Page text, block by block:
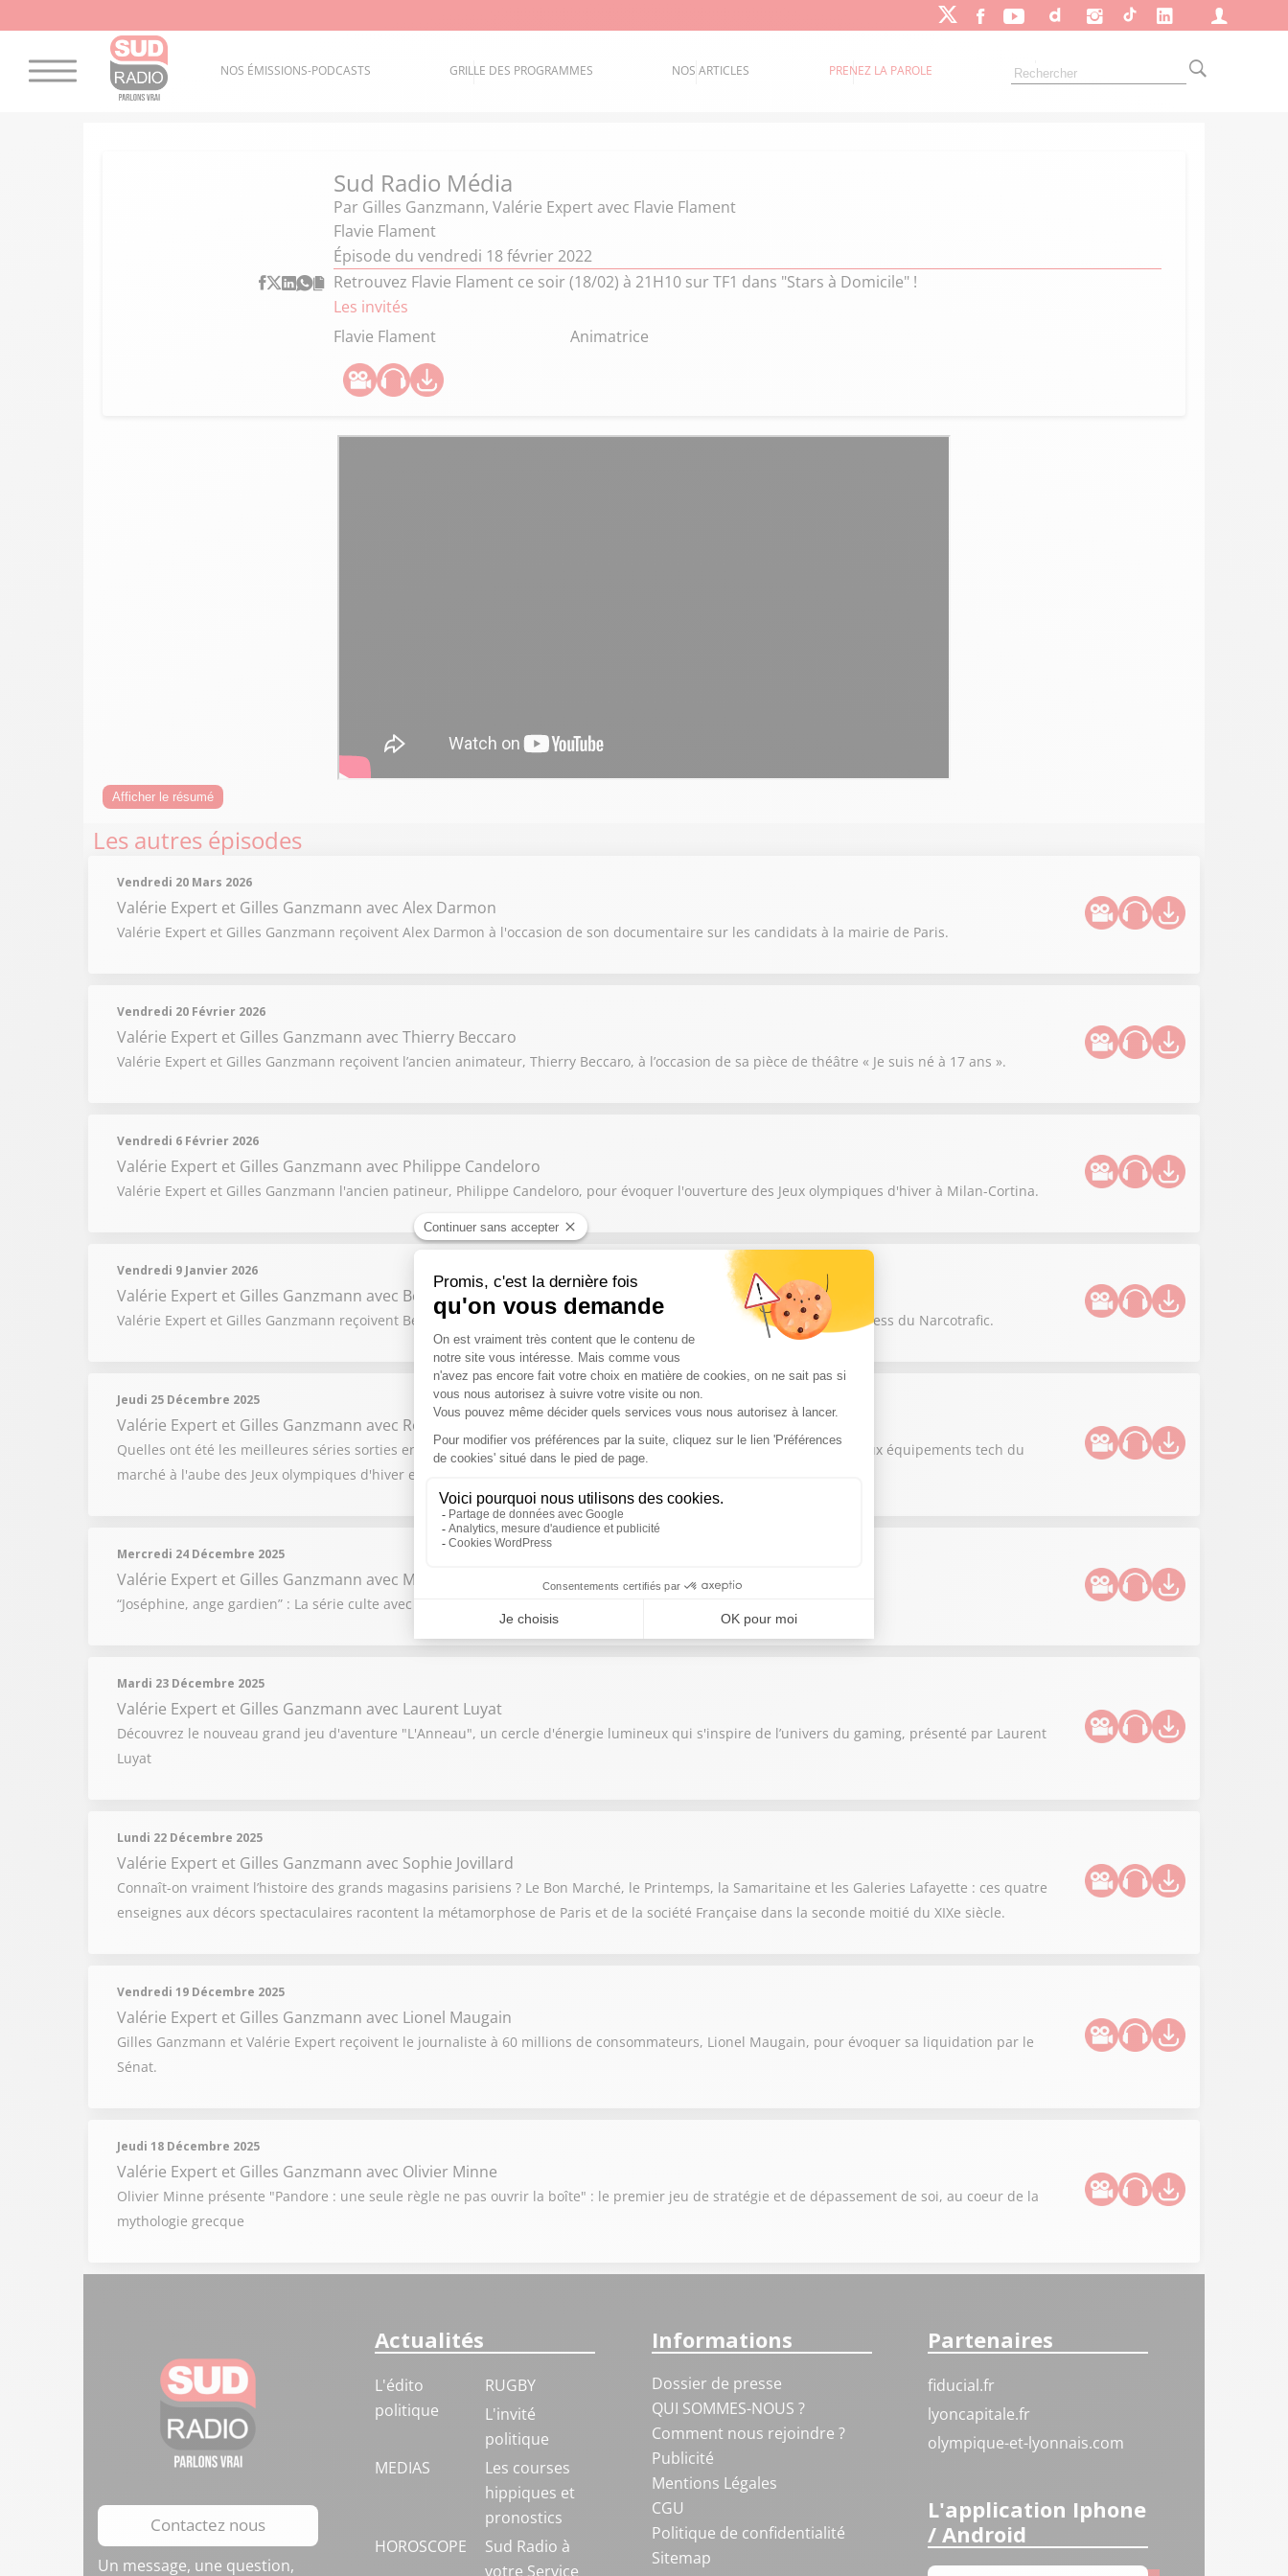
NOS ÉMISSIONS-PODCASTS GRILLE DES PROGRAMMES NOS ARTICLES PRENEZ LA PAROLE
Sud Radio Média
Par Gilles Ganzmann, Valérie Expertavec Flavie Flament
Flavie Flament
Épisode du vendredi 18 février 2022
Retrouvez Flavie Flament ce soir (18/02) à 21H10 sur TF1 dans "Stars à Domicile" !
Les invités
Flavie Flament
Animatrice
Afficher le résumé
Les autres épisodes
Vendredi 20 Mars 2026
Valérie Expert et Gilles Ganzmann avec Alex Darmon
Valérie Expert et Gilles Ganzmann reçoivent Alex Darmon à l'occasion de son documentaire sur les candidats à la mairie de Paris.
Vendredi 20 Février 2026
Valérie Expert et Gilles Ganzmann avec Thierry Beccaro
Valérie Expert et Gilles Ganzmann reçoivent l’ancien animateur, Thierry Beccaro, à l’occasion de sa pièce de théâtre « Je suis né à 17 ans ».
Vendredi 6 Février 2026
Valérie Expert et Gilles Ganzmann avec Philippe Candeloro
Valérie Expert et Gilles Ganzmann l'ancien patineur, Philippe Candeloro, pour évoquer l'ouverture des Jeux olympiques d'hiver à Milan-Cortina.
Vendredi 9 Janvier 2026
Valérie Expert et Gilles Ganzmann avec Bernard de La Villardière
Valérie Expert et Gilles Ganzmann reçoivent Bernard de la Villardière à l'occasion de sa nouvelle enquête sur le business du Narcotrafic.
Jeudi 25 Décembre 2025
Valérie Expert et Gilles Ganzmann avec Romain Nigita, Pierre-Nicolas Cléré
Quelles ont été les meilleures séries sorties en 2025 et celles à voir absolument en 2026 ? Puis quels sont les nouveaux équipements tech du
marché à l'aube des Jeux olympiques d'hiver et du Mondial de football 2026 ?
Mercredi 24 Décembre 2025
Valérie Expert et Gilles Ganzmann avec Mimie Mathy
“Joséphine, ange gardien” : La série culte avec Mimie Mathy de retour en inédit après 2 ans d’absence sur TF1
Mardi 23 Décembre 2025
Valérie Expert et Gilles Ganzmann avec Laurent Luyat
Découvrez le nouveau grand jeu d'aventure "L'Anneau", un cercle d'énergie lumineux qui s'inspire de l’univers du gaming, présenté par Laurent
Luyat
Lundi 22 Décembre 2025
Valérie Expert et Gilles Ganzmann avec Sophie Jovillard
Connaît-on vraiment l’histoire des grands magasins parisiens ? Le Bon Marché, le Printemps, la Samaritaine et les Galeries Lafayette : ces quatre
enseignes aux décors spectaculaires racontent la métamorphose de Paris et de la société Française dans la seconde moitié du XIXe siècle.
Vendredi 19 Décembre 2025
Valérie Expert et Gilles Ganzmann avec Lionel Maugain
Gilles Ganzmann et Valérie Expert reçoivent le journaliste à 60 millions de consommateurs, Lionel Maugain, pour évoquer sa liquidation par le
Sénat.
Jeudi 18 Décembre 2025
Valérie Expert et Gilles Ganzmann avec Olivier Minne
Olivier Minne présente "Pandore : une seule règle ne pas ouvrir la boîte" : le premier jeu de stratégie et de dépassement de soi, au coeur de la
mythologie grecque
Contactez nous
Un message, une question,
Actualités
L'édito
politique
RUGBY
L'invité
politique
MEDIAS
Les courses
hippiques et
pronostics
HOROSCOPE
Sud Radio à
votre Service
Informations
Dossier de presse
QUI SOMMES-NOUS ?
Comment nous rejoindre ?
Publicité
Mentions Légales
CGU
Politique de confidentialité
Sitemap
Partenaires
fiducial.fr
lyoncapitale.fr
olympique-et-lyonnais.com
L'application Iphone
/ Android